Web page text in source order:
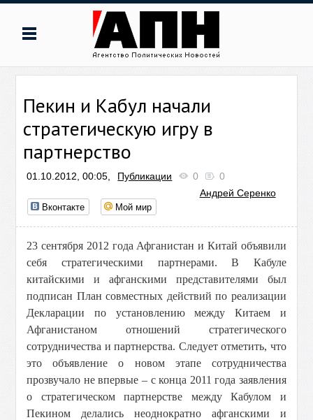
Пекин и Кабул начали
стратегическую игру в
партнерство
01.10.2012, 00:05, Публикации 0
0
Андрей Серенко
Вконтакте Мой мир
23 сентября 2012 года Афганистан и Китай объявили
себя стратегическими партнерами. В Кабуле
китайскими и афганскими представителями был
подписан План совместных действий по реализации
Декларации по установлению между Китаем и
Афганистаном отношений стратегического
сотрудничества и партнерства. Следует отметить, что
это объявление о новом этапе сотрудничества
прозвучало не впервые – с конца 2011 года заявления
о стратегическом партнерстве между Кабулом и
Пекином делались неоднократно афганскими и